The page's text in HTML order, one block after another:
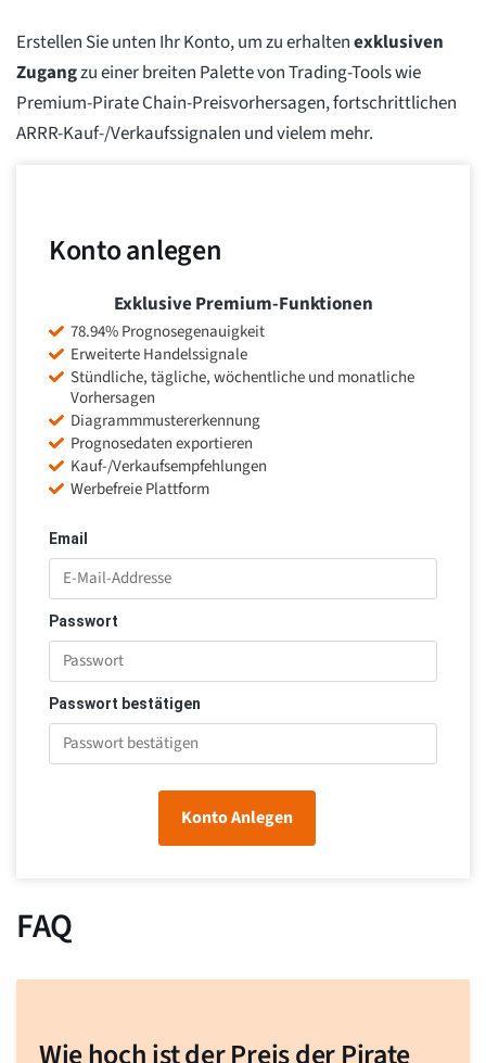
Erstellen Sie unten Ihr Konto, um zu erhaltenexklusiven
Zugangzu einer breiten Palette von Trading-Tools wie
Premium-Pirate Chain-Preisvorhersagen, fortschrittlichen
ARRR-Kauf-/Verkaufssignalen und vielem mehr.
Konto anlegen
Email
Passwort
Passwort bestätigen
Konto Anlegen
Exklusive Premium-Funktionen
78.94% Prognosegenauigkeit
Erweiterte Handelssignale
Stündliche, tägliche, wöchentliche und monatliche
Vorhersagen
Diagrammmustererkennung
Prognosedaten exportieren
Kauf-/Verkaufsempfehlungen
Werbefreie Plattform
FAQ
Wie hoch ist der Preis der Pirate